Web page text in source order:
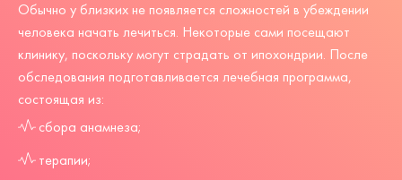
Обычно у близких не появляется сложностей в убеждении
человека начать лечиться. Некоторые сами посещают
клинику, поскольку могут страдать от ипохондрии. После
обследования подготавливается лечебная программа,
состоящая из:
сбора анамнеза;
терапии;